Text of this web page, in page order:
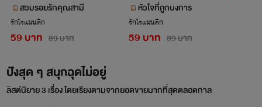
สวมรอยรักคุณสามี
รักโรแมนติก
59 บาท 89 บาท
หัวใจที่ถูกบงการ
รักโรแมนติก
59 บาท 89 บาท
ปังสุด ๆ สนุกฉุดไม่อยู่
ลิสต์นิยาย 3 เรื่อง โดยเรียงตามจากยอดขายมากที่สุดตลอดกาล